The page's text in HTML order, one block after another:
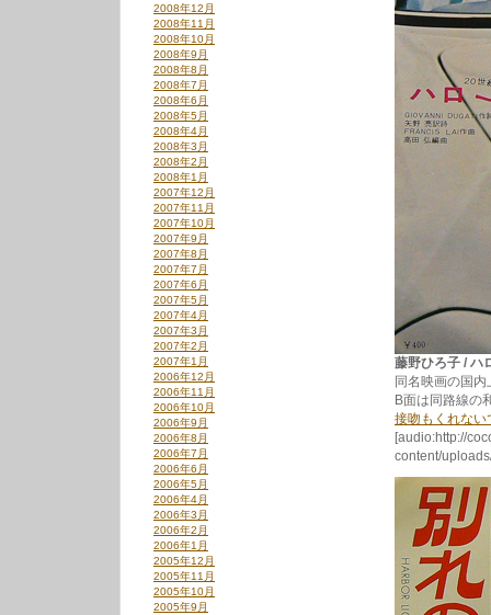
藤野ひろ子 / ハ
同名映画の国
B面は同路線の
接吻もくれない
[audio:http://
content/
2008年12月
2008年11月
2008年10月
2008年9月
2008年8月
2008年7月
2008年6月
2008年5月
2008年4月
2008年3月
2008年2月
2008年1月
2007年12月
2007年11月
2007年10月
2007年9月
2007年8月
2007年7月
2007年6月
2007年5月
2007年4月
2007年3月
2007年2月
2007年1月
2006年12月
2006年11月
2006年10月
2006年9月
2006年8月
2006年7月
2006年6月
2006年5月
2006年4月
2006年3月
2006年2月
2006年1月
2005年12月
2005年11月
2005年10月
2005年9月